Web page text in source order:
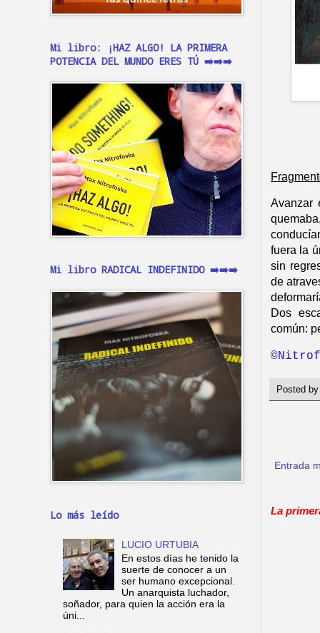
Avanzar
fuera la
sin
de
Dos
común:
©
Posted
Entrada
La
Mi libro: ¡HAZ ALGO! LA PRIMERA
POTENCIA DEL MUNDO ERES TÚ ➡️➡️➡️
Mi libro RADICAL INDEFINIDO ➡️➡️➡️
Lo más leído
LUCIO URTUBIA
En estos días he tenido la
suerte de conocer a un
ser humano excepcional.
Un anarquista luchador,
soñador, para quien la acción era la
úni...